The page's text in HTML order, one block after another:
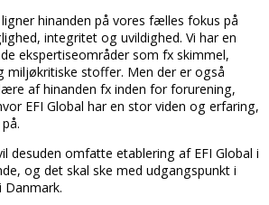
hinanden på vores fælles fokus på
integritet og uvildighed. Vi har en
ekspertiseområder som fx skimmel,
miljøkritiske stoffer. Men der er også
af hinanden fx inden for forurening,
EFI Global har en stor viden og erfaring,
desuden omfatte etablering af EFI Global i
og det skal ske med udgangspunkt i